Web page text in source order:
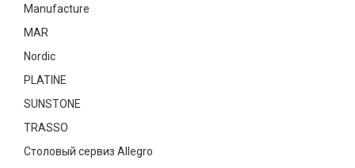
Manufacture
MAR
Nordic
PLATINE
SUNSTONE
TRASSO
Столовый сервиз Allegro